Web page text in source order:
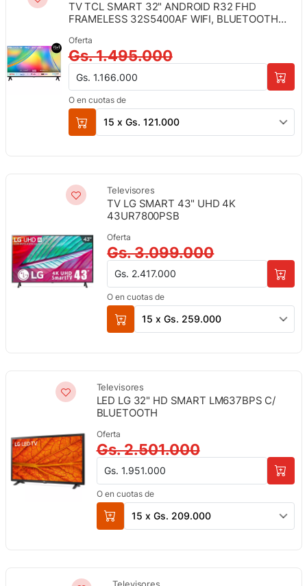
TV TCL SMART 32" ANDROID R32 FHD
FRAMELESS 32S5400AF WIFI, BLUETOOTH
Oferta
Gs. 1.495.000
Gs. 1.166.000
O en cuotas de
15 x Gs. 121.000
Televisores
TV LG SMART 43" UHD 4K
43UR7800PSB
Oferta
Gs. 3.099.000
Gs. 2.417.000
O en cuotas de
15 x Gs. 259.000
Televisores
LED LG 32" HD SMART LM637BPS C/
BLUETOOTH
Oferta
Gs. 2.501.000
Gs. 1.951.000
O en cuotas de
15 x Gs. 209.000
Televisores